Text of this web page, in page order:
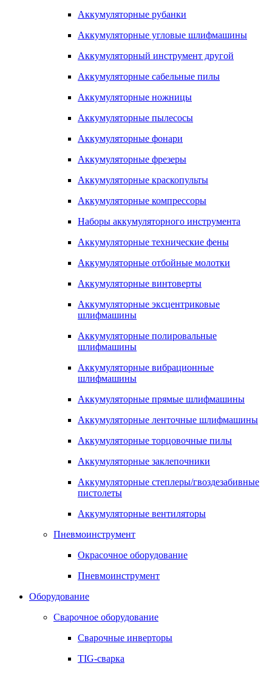
Аккумуляторные рубанки
Аккумуляторные угловые шлифмашины
Аккумуляторный инструмент другой
Аккумуляторные сабельные пилы
Аккумуляторные ножницы
Аккумуляторные пылесосы
Аккумуляторные фонари
Аккумуляторные фрезеры
Аккумуляторные краскопульты
Аккумуляторные компрессоры
Наборы аккумуляторного инструмента
Аккумуляторные технические фены
Аккумуляторные отбойные молотки
Аккумуляторные винтоверты
Аккумуляторные эксцентриковые
шлифмашины
Аккумуляторные полировальные
шлифмашины
Аккумуляторные вибрационные
шлифмашины
Аккумуляторные прямые шлифмашины
Аккумуляторные ленточные шлифмашины
Аккумуляторные торцовочные пилы
Аккумуляторные заклепочники
Аккумуляторные степлеры/гвоздезабивные
пистолеты
Аккумуляторные вентиляторы
Пневмоинструмент
Окрасочное оборудование
Пневмоинструмент
Оборудование
Сварочное оборудование
Сварочные инверторы
TIG-сварка